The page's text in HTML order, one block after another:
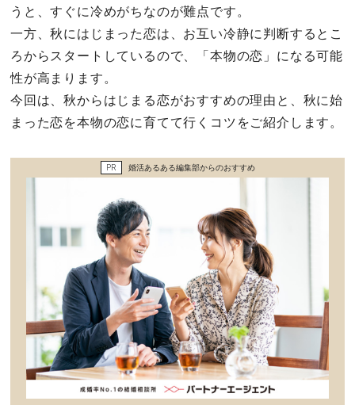
グルメ
趣味・旅行
不倫・だめ男
カルチャー・トレンド・芸能
驚き
うと、すぐに冷めがちなのが難点です。
一方、秋にはじまった恋は、お互い冷静に判断するとこ
ろからスタートしているので、「本物の恋」になる可能
性が高まります。
今回は、秋からはじまる恋がおすすめの理由と、秋に始
まった恋を本物の恋に育てて行くコツをご紹介します。
PR 婚活あるある編集部からのおすすめ